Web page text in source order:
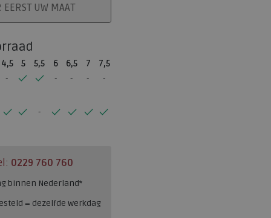
EERST UW MAAT
4,5 5 5,5 6 6,5 7 7,5
0229 760 760
binnen Nederland*
= dezelfde werkdag